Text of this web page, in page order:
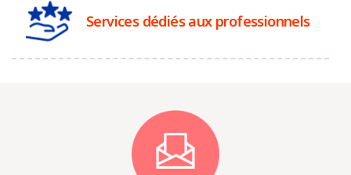
Services dédiés aux professionnels